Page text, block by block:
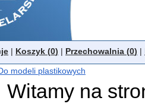
| Koszyk (0) | Przechowalnia (0) |
modeli plastikowych
Witamy na